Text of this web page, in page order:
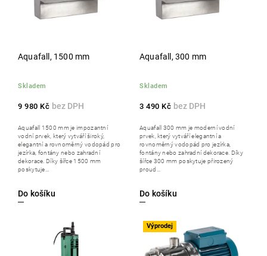
Aquafall, 1500 mm
Skladem
9 980 Kč
Do košíku
Aquafall 1500 mm je impozantní
vodní prvek, který vytváří široký,
elegantní a rovnoměrný vodopád pro
jezírka, fontány nebo zahradní
dekorace. Díky šířce 1500 mm
poskytuje...
Aquafall, 300 mm
Skladem
3 490 Kč
Do košíku
Aquafall 300 mm je moderní vodní
prvek, který vytváří elegantní a
rovnoměrný vodopád pro jezírka,
fontány nebo zahradní dekorace. Díky
šířce 300 mm poskytuje přirozený
proud...
Výprodej